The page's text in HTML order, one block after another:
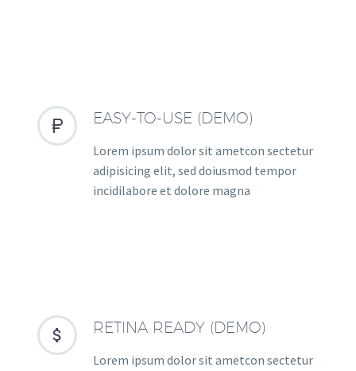

 EASY-TO-USE (DEMO)
Lorem ipsum dolor sit ametcon sectetur
adipisicing elit, sed doiusmod tempor
incidilabore et dolore magna

 RETINA READY (DEMO)
Lorem ipsum dolor sit ametcon sectetur